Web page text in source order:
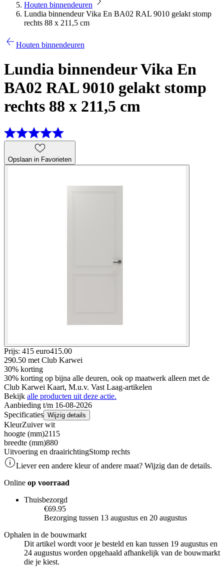
Houten binnendeuren
Lundia binnendeur Vika En BA02 RAL 9010 gelakt stomp
rechts 88 x 211,5 cm
Houten binnendeuren
Lundia binnendeur Vika En
BA02 RAL 9010 gelakt stomp
rechts 88 x 211,5 cm
Opslaan in Favorieten
Prijs: 415 euro415.00
290.50 met Club Karwei
30% korting
30% korting op bijna alle deuren, ook op maatwerk alleen met de
Club Karwei Kaart, M.u.v. Vast Laag-artikelen
Bekijk alle producten uit deze actie.
Aanbieding t/m 16-08-2026
Specificaties Wijzig details
KleurZuiver wit
hoogte (mm)2115
breedte (mm)880
Uitvoering en draairichtingStomp rechts
Liever een andere kleur of andere maat? Wijzig dan de details.
Online op voorraad
Thuisbezorgd
€69.95
Bezorging tussen 13 augustus en 20 augustus
Ophalen in de bouwmarkt
Dit artikel wordt voor je besteld en kan tussen 19 augustus en
24 augustus worden opgehaald afhankelijk van de bouwmarkt
die je kiest.